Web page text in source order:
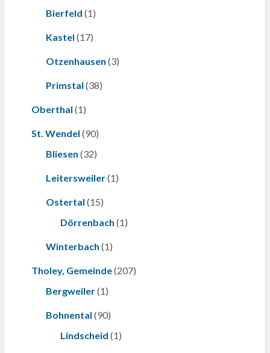
Bierfeld (1)
Kastel (17)
Otzenhausen (3)
Primstal (38)
Oberthal (1)
St. Wendel (90)
Bliesen (32)
Leitersweiler(1)
Ostertal (15)
Dörrenbach (1)
Winterbach (1)
Tholey, Gemeinde(207)
Bergweiler(1)
Bohnental (90)
Lindscheid (1)